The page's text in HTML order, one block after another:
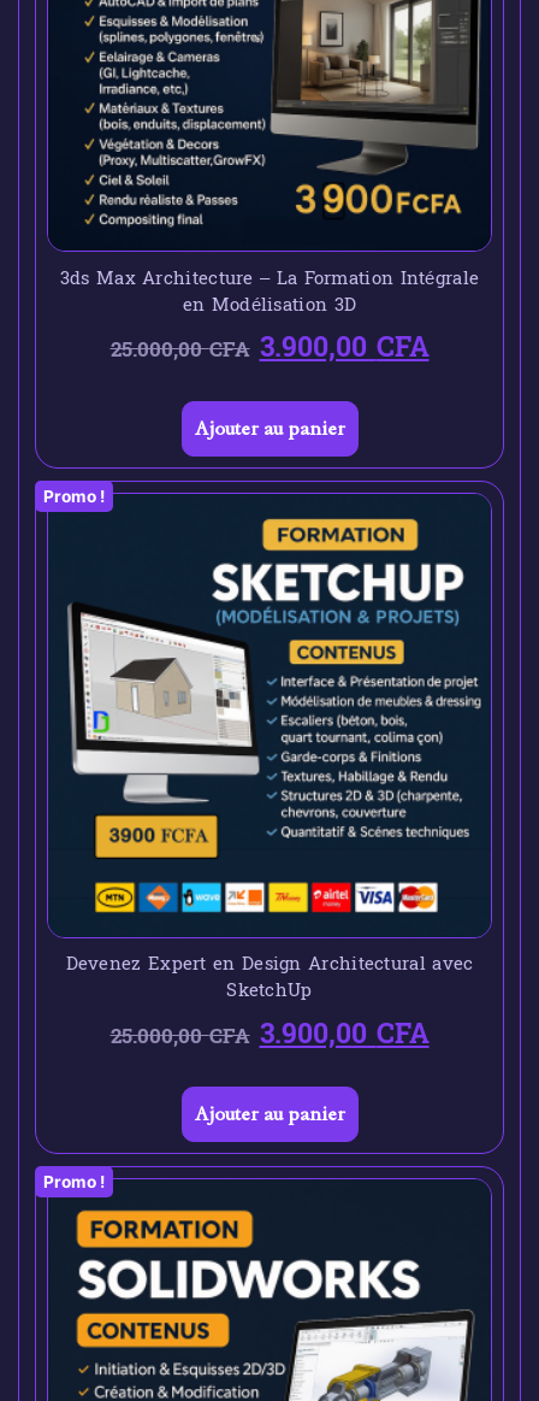
3ds Max Architecture – La Formation Intégrale
en Modélisation 3D
25.000,00CFA 3.900,00CFA
Ajouter au panier
Promo !
Devenez Expert en Design Architectural avec
SketchUp
25.000,00CFA 3.900,00CFA
Ajouter au panier
Promo !